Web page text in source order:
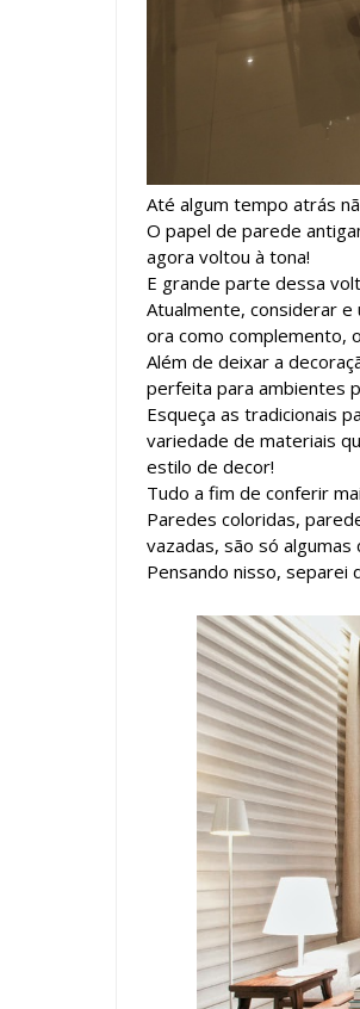
Até algum tempo atrás
O papel de parede
agora voltou à tona!
E grande parte dessa
Atualmente, considerar
ora como complemento,
Além de deixar a
perfeita para ambientes
Esqueça as tradicionais
variedade de materiais
estilo de decor!
Tudo a fim de conferir
Paredes coloridas,
vazadas, são só
Pensando nisso, separei